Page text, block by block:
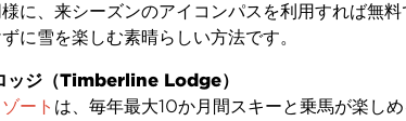
に、来シーズンのアイコンパスを利用すれば無
に雪を楽しむ素晴らしい方法です。
ッジ（Timberline Lodge）
ート は、毎年最大10か月間スキーと乗馬が楽し